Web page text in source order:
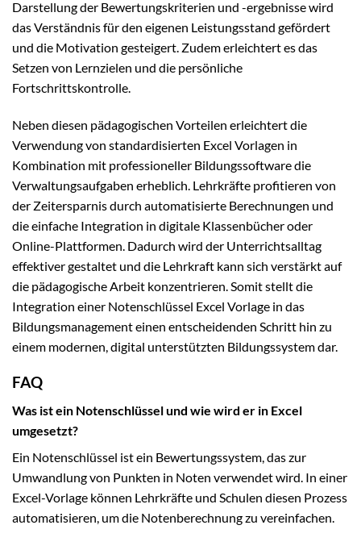
Darstellung der Bewertungskriterien und -ergebnisse wird
das Verständnis für den eigenen Leistungsstand gefördert
und die Motivation gesteigert. Zudem erleichtert es das
Setzen von Lernzielen und die persönliche
Fortschrittskontrolle.
Neben diesen pädagogischen Vorteilen erleichtert die
Verwendung von standardisierten Excel Vorlagen in
Kombination mit professioneller Bildungssoftware die
Verwaltungsaufgaben erheblich. Lehrkräfte profitieren von
der Zeitersparnis durch automatisierte Berechnungen und
die einfache Integration in digitale Klassenbücher oder
Online-Plattformen. Dadurch wird der Unterrichtsalltag
effektiver gestaltet und die Lehrkraft kann sich verstärkt auf
die pädagogische Arbeit konzentrieren. Somit stellt die
Integration einer Notenschlüssel Excel Vorlage in das
Bildungsmanagement einen entscheidenden Schritt hin zu
einem modernen, digital unterstützten Bildungssystem dar.
FAQ
Was ist ein Notenschlüssel und wie wird er in Excel
umgesetzt?
Ein Notenschlüssel ist ein Bewertungssystem, das zur
Umwandlung von Punkten in Noten verwendet wird. In einer
Excel-Vorlage können Lehrkräfte und Schulen diesen Prozess
automatisieren, um die Notenberechnung zu vereinfachen.